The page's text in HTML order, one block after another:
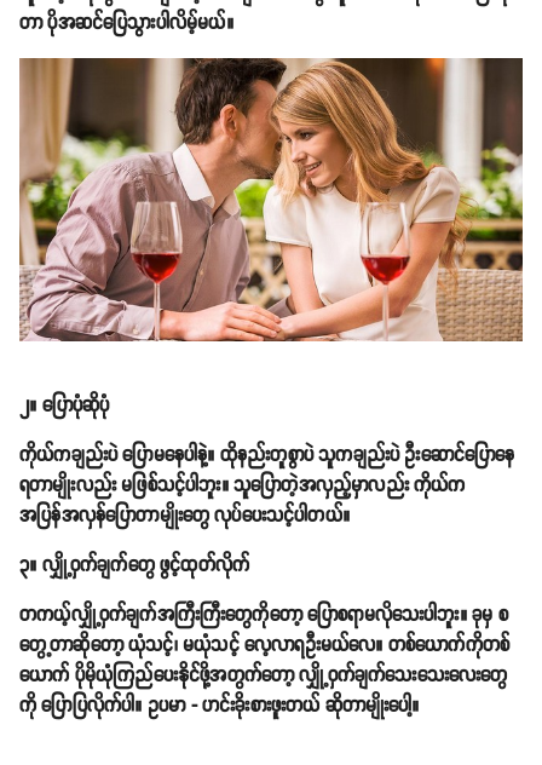
တာ ပိုအဆင်ပြေသွားပါလိမ့်မယ်။
၂။ ပြောပုံဆိုပုံ
ကိုယ်ကချည်းပဲ ပြောမနေပါနဲ့။ ထိုနည်းတူစွာပဲ သူကချည်းပဲ ဦးဆောင်ပြောနေ
ရတာမျိုးလည်း မဖြစ်သင့်ပါဘူး။ သူပြောတဲ့အလှည့်မှာလည်း ကိုယ်က
အပြန်အလှန်ပြောတာမျိုးတွေ လုပ်ပေးသင့်ပါတယ်။
၃။ လျှို့ဝှက်ချက်တွေ ဖွင့်ထုတ်လိုက်
တကယ့်လျှို့ဝှက်ချက်အကြီးကြီးတွေကိုတော့ ပြောစရာမလိုသေးပါဘူး။ ခုမှ စ
တွေ့တာဆိုတော့ ယုံသင့်၊ မယုံသင့် လေ့လာရဦးမယ်လေ။ တစ်ယောက်ကိုတစ်
ယောက် ပိုမိုယုံကြည်ပေးနိုင်ဖို့အတွက်တော့ လျှို့ဝှက်ချက်သေးသေးလေးတွေ
ကို ပြောပြလိုက်ပါ။ ဥပမာ - ဟင်းခိုးစားဖူးတယ် ဆိုတာမျိုးပေါ့။